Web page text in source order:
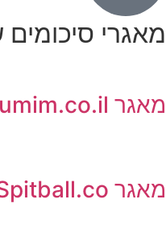
מאגרי
מאגר Sicumim.co.il
מאגר Spitball.co